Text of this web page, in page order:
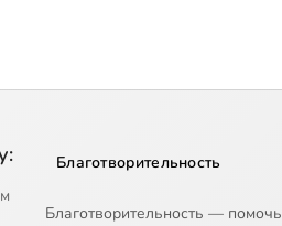
Благотворительность
Благотворительность — помочь